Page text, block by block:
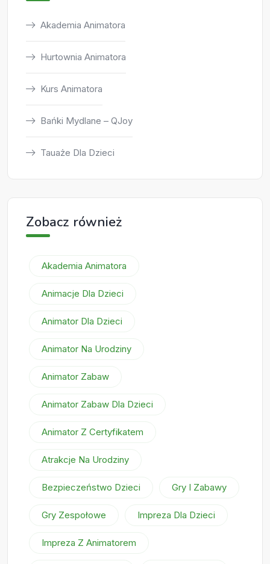
Akademia Animatora
Hurtownia Animatora
Kurs Animatora
Bańki Mydlane – QJoy
Tauaże Dla Dzieci
Zobacz również
Akademia Animatora
Animacje Dla Dzieci
Animator Dla Dzieci
Animator Na Urodziny
Animator Zabaw
Animator Zabaw Dla Dzieci
Animator Z Certyfikatem
Atrakcje Na Urodziny
Bezpieczeństwo Dzieci Gry I Zabawy
Gry Zespołowe Impreza Dla Dzieci
Impreza Z Animatorem